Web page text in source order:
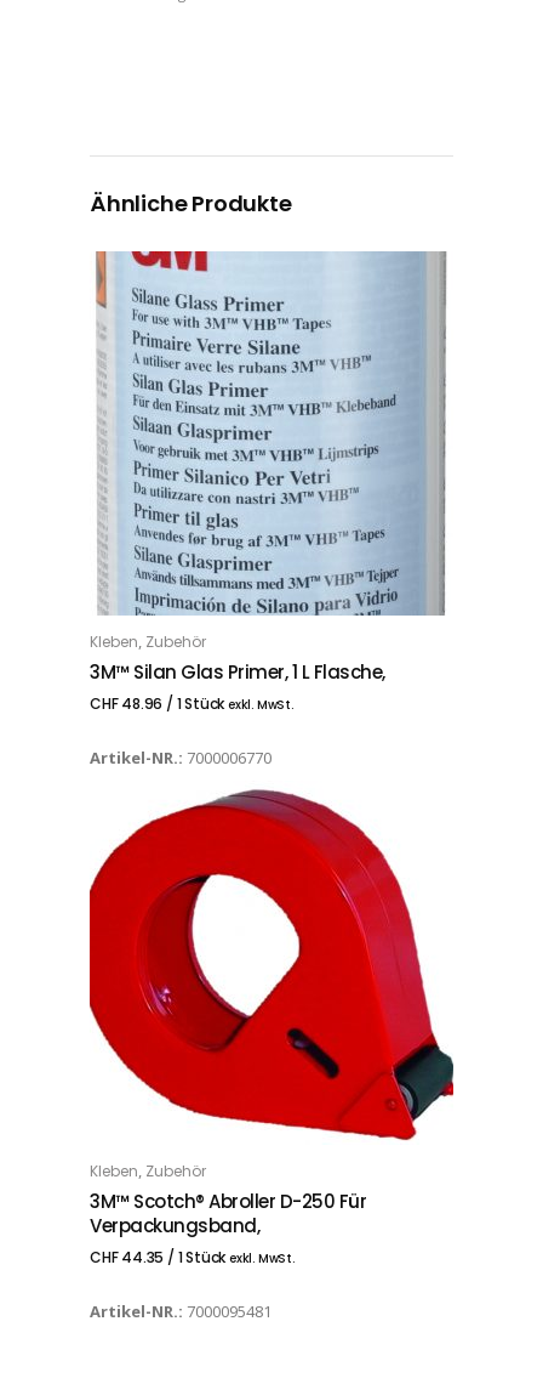
Ähnliche Produkte
IN DEN WARENKORB
Kleben, Zubehör
3M™ Silan Glas Primer, 1 L Flasche,
CHF48.96 / 1 Stückexkl. MwSt.
Artikel-NR.: 7000006770
IN DEN WARENKORB
Kleben, Zubehör
3M™ Scotch® Abroller D-250 Für
Verpackungsband,
CHF44.35 / 1 Stückexkl. MwSt.
Artikel-NR.: 7000095481